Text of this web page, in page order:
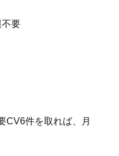
要
CV6件を取れば、月